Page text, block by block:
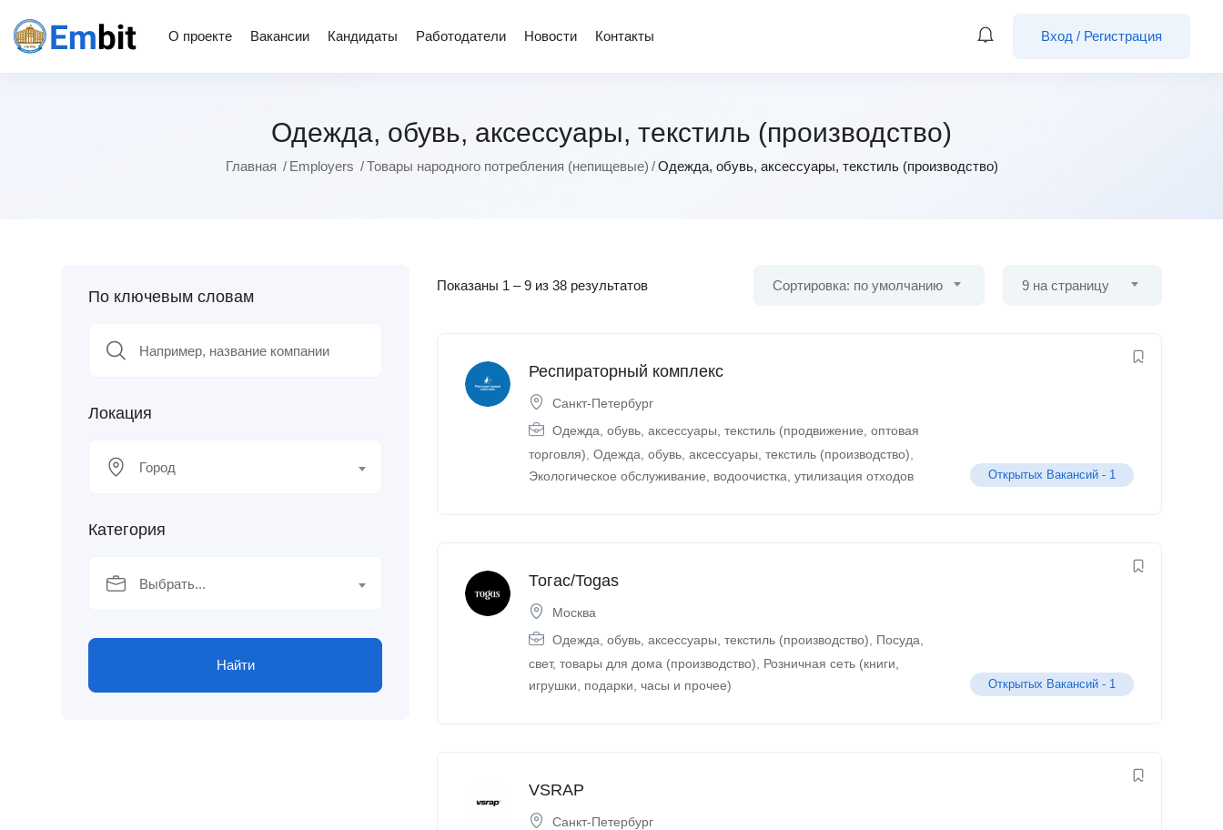
О проекте Вакансии Кандидаты Работодатели Новости Контакты Вход / Регистрация
Одежда, обувь, аксессуары, текстиль (производство)
Главная Employers Товары народного потребления (непищевые) Одежда, обувь, аксессуары, текстиль (производство)
По ключевым словам
Локация
Город
Категория
Выбрать...
Найти
Показаны 1 –9 из 38 результатов Сортировка: по умолчанию 9 на страницу
Респираторный комплекс
Санкт-Петербург
Одежда, обувь, аксессуары, текстиль (продвижение, оптовая
торговля) ,Одежда, обувь, аксессуары, текстиль (производство)
Экологическое обслуживание, водоочистка, утилизация отходов
Открытых Вакансий - 1
Тогас/Togas
Москва
Одежда, обувь, аксессуары, текстиль (производство)
Посуда,
свет, товары для дома (производство)
Розничная сеть (книги,
игрушки, подарки, часы и прочее)
Открытых Вакансий - 1
VSRAP
Санкт-Петербург